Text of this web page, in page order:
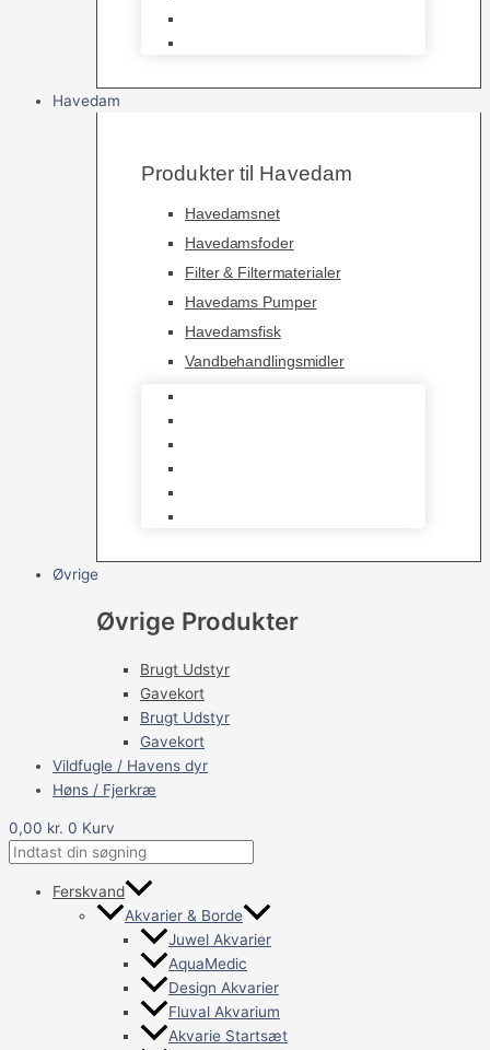
Havedam
Produkter til Havedam
Havedamsnet
Havedamsfoder
Filter & Filtermaterialer
Havedams Pumper
Havedamsfisk
Vandbehandlingsmidler
Øvrige
Øvrige Produkter
Brugt Udstyr
Gavekort
Brugt Udstyr
Gavekort
Vildfugle / Havens dyr
Høns / Fjerkræ
0,00 kr. 0 Kurv
Ferskvand
Akvarier & Borde
Juwel Akvarier
AquaMedic
Design Akvarier
Fluval Akvarium
Akvarie Startsæt